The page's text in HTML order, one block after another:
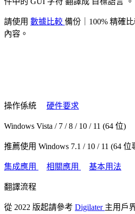
請使用 數據比較 備份｜100% 精確
內容。
操作係統 硬件要求
Windows Vista / 7 / 8 / 10 / 11 (64 位)
推薦使用 Windows 7.1 / 10 / 11 (64
集成應用 相關應用 基本用法
翻譯流程
從 2022 版起請參考 Digilater 主用戶